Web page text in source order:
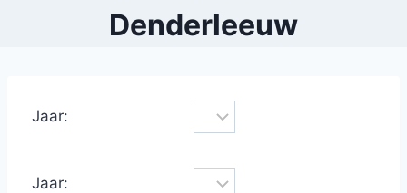
Denderleeuw
Jaar:
Jaar: